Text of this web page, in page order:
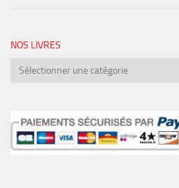
NOS LIVRES
Nos